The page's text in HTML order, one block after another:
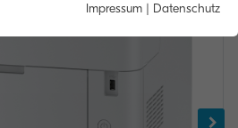
Impressum | Datenschutz